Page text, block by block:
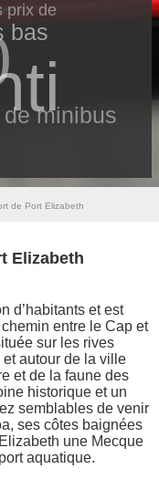
prix de
minibus
bas
de Port Elizabeth
Elizabeth
d’habitants et est
entre le Cap et
sur les rives
autour de la ville
et de la faune des
historique et un
semblables de venir
ses côtes baignées
une Mecque
aquatique.